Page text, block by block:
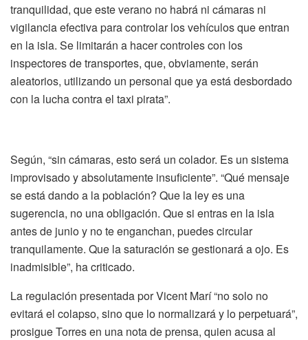
tranquilidad, que este verano no habrá ni cámaras ni
vigilancia efectiva para controlar los vehículos que entran
en la isla. Se limitarán a hacer controles con los
inspectores de transportes, que, obviamente, serán
aleatorios, utilizando un personal que ya está desbordado
con la lucha contra el taxi pirata”.
Según, “sin cámaras, esto será un colador. Es un sistema
improvisado y absolutamente insuficiente”. “Qué mensaje
se está dando a la población? Que la ley es una
sugerencia, no una obligación. Que si entras en la isla
antes de junio y no te enganchan, puedes circular
tranquilamente. Que la saturación se gestionará a ojo. Es
inadmisible”, ha criticado.
La regulación presentada por Vicent Marí “no solo no
evitará el colapso, sino que lo normalizará y lo perpetuará”,
prosigue Torres en una nota de prensa, quien acusa al